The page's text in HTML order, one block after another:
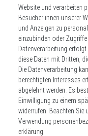
Website und verarbeiten
Besucher:innen unserer
und Anzeigen zu
einzubinden oder
Datenverarbeitung
diese Daten mit Dritten,
Die Datenverarbeitung
berechtigten Interesses
abgelehnt werden. Es
Einwilligung zu einem
widerrufen. Beachten Sie
Verwendung
erklärung